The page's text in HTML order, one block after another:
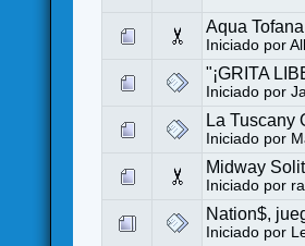
Aqua
Iniciado por
"¡GRITA
Iniciado por
La Tuscany
Iniciado por
Midway
Iniciado por
Nation$,
Iniciado por